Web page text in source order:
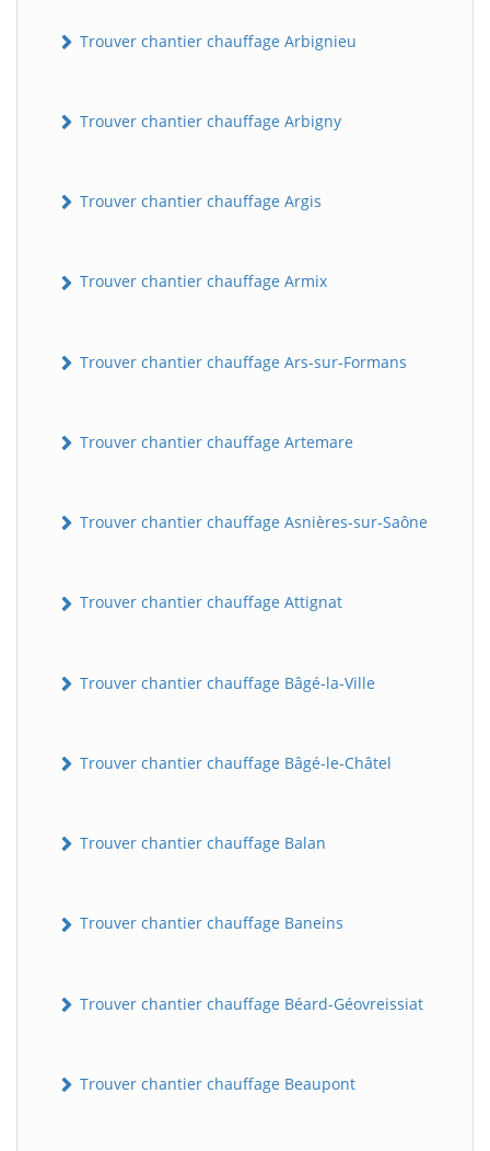
Trouver chantier chauffage Arbignieu
Trouver chantier chauffage Arbigny
Trouver chantier chauffage Argis
Trouver chantier chauffage Armix
Trouver chantier chauffage Ars-sur-Formans
Trouver chantier chauffage Artemare
Trouver chantier chauffage Asnières-sur-Saône
Trouver chantier chauffage Attignat
Trouver chantier chauffage Bâgé-la-Ville
Trouver chantier chauffage Bâgé-le-Châtel
Trouver chantier chauffage Balan
Trouver chantier chauffage Baneins
Trouver chantier chauffage Béard-Géovreissiat
Trouver chantier chauffage Beaupont